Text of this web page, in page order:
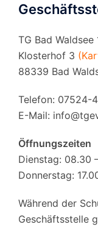
TG Bad Waldsee
Klosterhof 3
88339 Bad
Telefon: 07524-
E-Mail:
Öffnungszeiten
Dienstag: 08.30
Donnerstag:
Während der
Geschäftsstelle